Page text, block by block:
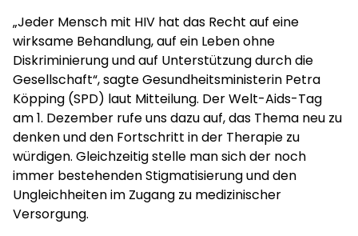
„Jeder Mensch mit HIV hat das Recht auf eine
wirksame Behandlung, auf ein Leben ohne
Diskriminierung und auf Unterstützung durch die
Gesellschaft“, sagte Gesundheitsministerin Petra
Köpping (SPD) laut Mitteilung. Der Welt-Aids-Tag
am 1. Dezember rufe uns dazu auf, das Thema neu zu
denken und den Fortschritt in der Therapie zu
würdigen. Gleichzeitig stelle man sich der noch
immer bestehenden Stigmatisierung und den
Ungleichheiten im Zugang zu medizinischer
Versorgung.